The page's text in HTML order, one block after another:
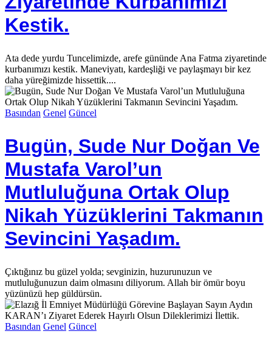
Kestik.
Ata dede yurdu Tuncelimizde, arefe gününde Ana Fatma ziyaretinde
kurbanımızı kestik. Maneviyatı, kardeşliği ve paylaşmayı bir kez
daha yüreğimizde hissettik....
Basından Genel Güncel
Bugün, Sude Nur Doğan Ve
Mustafa Varol’un
Mutluluğuna Ortak Olup
Nikah Yüzüklerini Takmanın
Sevincini Yaşadım.
Çıktığınız bu güzel yolda; sevginizin, huzurunuzun ve
mutluluğunuzun daim olmasını diliyorum. Allah bir ömür boyu
yüzünüzü hep güldürsün.
Basından Genel Güncel